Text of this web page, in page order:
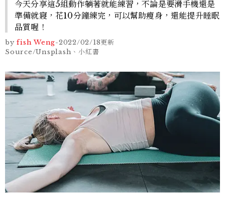
今天分享這5組動作躺著就能練習，不論是要滑手機還是
準備就寢，花10分鐘練完，可以幫助瘦身，還能提升睡眠
品質喔！
by fish Weng-2022/02/18更新
Source/Unsplash、小紅書